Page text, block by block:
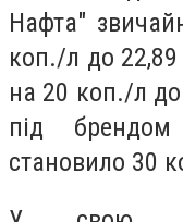
Нафта"
коп./л до
на 20 коп./л
під
становило 30